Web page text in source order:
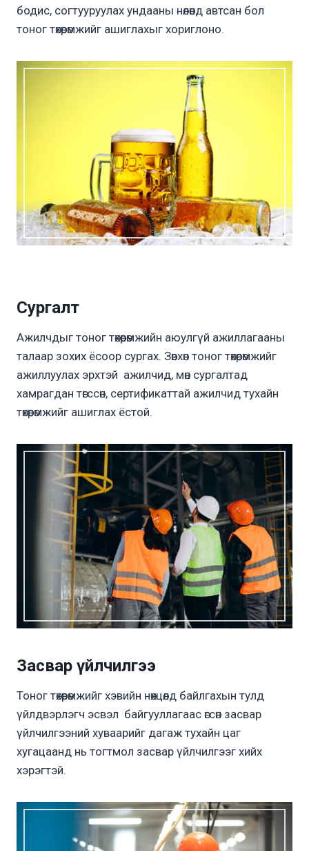
бодис, согтууруулах ундааны нөлөөнд автсан бол
тоног төхөөрөмжийг ашиглахыг хориглоно.
Сургалт
Ажилчдыг тоног төхөөрөмжийн аюулгүй ажиллагааны
талаар зохих ёсоор сургах. Зөвхөн тоног төхөөрөмжийг
ажиллуулах эрхтэй ажилчид, мөн сургалтад
хамрагдан төгссөн, сертификаттай ажилчид тухайн
төхөөрөмжийг ашиглах ёстой.
Засвар үйлчилгээ
Тоног төхөөрөмжийг хэвийн нөхцөлд байлгахын тулд
үйлдвэрлэгч эсвэл байгууллагаас өгсөн засвар
үйлчилгээний хуваарийг дагаж тухайн цаг
хугацаанд нь тогтмол засвар үйлчилгээг хийх
хэрэгтэй.